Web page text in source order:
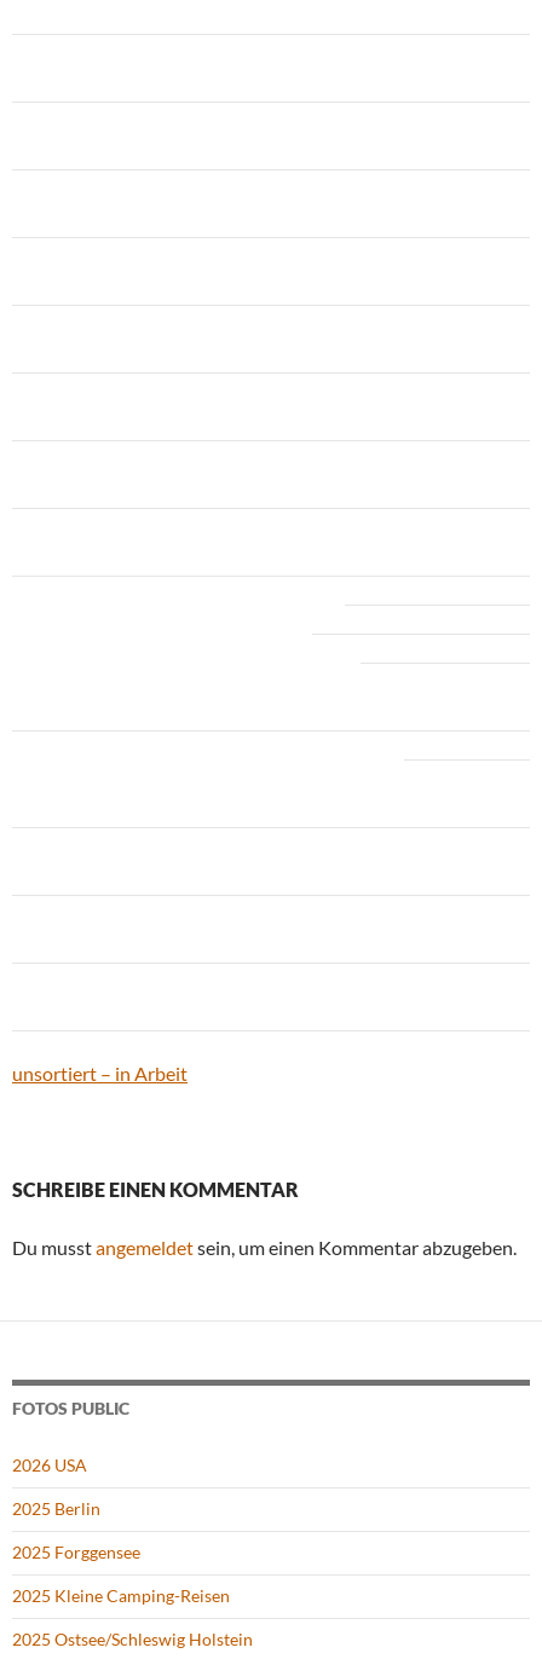
unsortiert – in Arbeit
SCHREIBE EINEN KOMMENTAR
Du musstangemeldetsein, um einen Kommentar abzugeben.
FOTOS PUBLIC
2026 USA
2025 Berlin
2025 Forggensee
2025 Kleine Camping-Reisen
2025 Ostsee/Schleswig Holstein